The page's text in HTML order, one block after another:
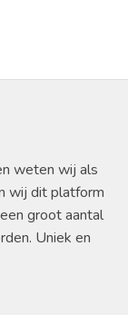
weten wij als
wij dit platform
groot aantal
Uniek en